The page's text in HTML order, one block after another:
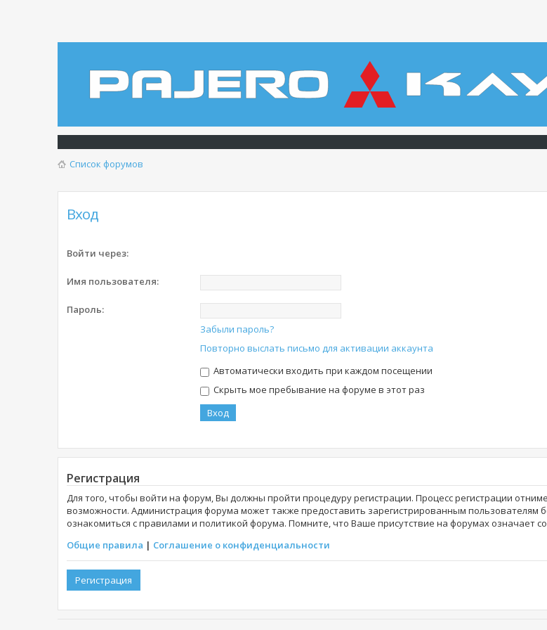
Список форумов
Вход
Войти через:
Имя пользователя:
Пароль:
Забыли пароль?
Повторно выслать письмо для активации аккаунта
Автоматически входить при каждом посещении
Скрыть мое пребывание на форуме в этот раз
Регистрация
Для того, чтобы войти на форум, Вы должны пройти процедуру регистрации. Процесс регистрации
возможности. Администрация форума может также предоставить зарегистрированным
ознакомиться с правилами и политикой форума. Помните, что Ваше присутствие на форумах означает
Общие правила | Соглашение о конфиденциальности
Регистрация